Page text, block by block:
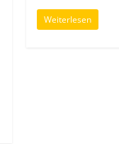
Weiterlesen